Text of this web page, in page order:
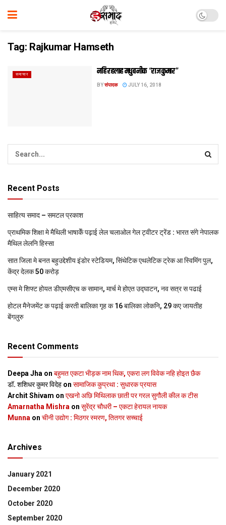
Tag: Rajkumar Hamseth
समाचार नहि रहलाह मधुबनीक “राजकुमार”
BYसंपादक JULY 16, 2018
Recent Posts
साहित्य समाद – समटल प्रकाश
प्राथमिक शि‍क्षा मे मैथि‍ली भाषाकेँ पढ़ाई लेल चलाओल गेल ट्वीटर ट्रेंड : भारत संगे नेपालक
मैथिल लेलनि हिस्सा
सात जिला मे बनत बहुउद्देशीय इंडोर स्‍टेडि‍यम, सिंथेटिक एथलेटिक ट्रेक आ स्विमिंग पुल,
केंद्र देलक 50 करोड़
एम्स मे शिफ्ट होयत डीएमसीएच क सामान, मार्च मे होएत उद्घाटन, नव सत्र स पढाई
होटल मैनेजमेंट क पढ़ाई करती बालिका गृह क 16 बालिका लोकनि, 29 कए जायतीह
बेंगलुरु
Recent Comments
Deepa Jha on बहुमत एकटा भीड़क नाम थिक, एकरा लग विवेक नहि होइत छैक
डॉ. शशिधर कुमर विदेह on सामाजिक कुप्रथा : सुधारक प्रयास
Archit Shivam on एखनो अछि मिथिलाक छाती पर गरल सुगौली कील क टीस
Amarnatha Mishra on सुरेंद्र चौधरी – एकटा हेरायल नायक
Munna on चीनी उद्योग : मिठगर स्‍मरण, तितगर सच्‍चाई
Archives
January 2021
December 2020
October 2020
September 2020